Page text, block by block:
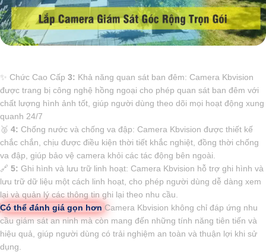
✨ Chức Cao Cấp 3: Khả năng quan sát ban đêm: Camera Kbvision
được trang bị công nghệ hồng ngoại cho phép quan sát ban đêm với
chất lượng hình ảnh tốt, giúp người dùng theo dõi mọi hoạt động xung
quanh 24/7
️🥈 4: Chống nước và chống va đập: Camera Kbvision được thiết kế
chắc chắn, chịu được điều kiện thời tiết khắc nghiệt, đồng thời chống
va đập, giúp bảo vệ camera khỏi các tác động bên ngoài.
🔗 5: Ghi hình và lưu trữ linh hoạt: Camera Kbvision hỗ trợ ghi hình và
lưu trữ dữ liệu một cách linh hoạt, cho phép người dùng dễ dàng xem
lại và quản lý các thông tin ghi lại theo nhu cầu.
Có thể đánh giá gọn hơn Camera Kbvision không chỉ đáp ứng nhu
cầu giám sát an ninh mà còn mang đến những tính năng tiên tiến và
hiệu quả, giúp người dùng có trải nghiệm an toàn và thuận lợi khi sử
dụng.